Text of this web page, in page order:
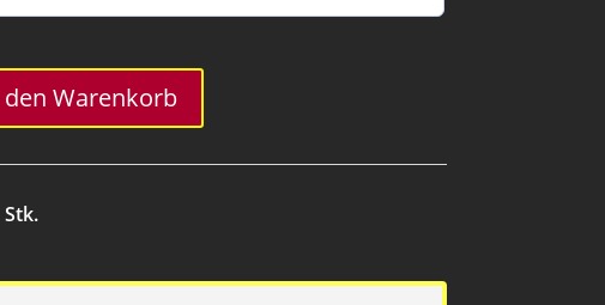
den Warenkorb
Stk.